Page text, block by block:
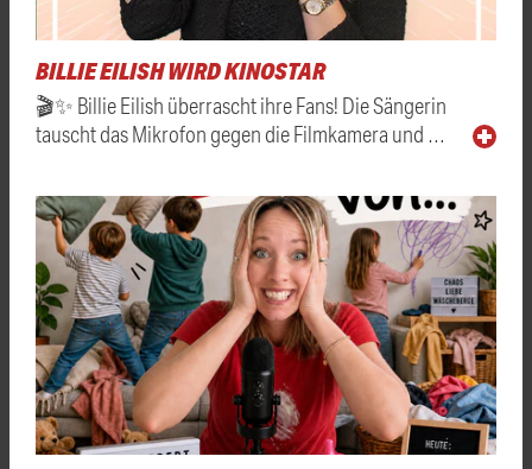
BILLIE EILISH WIRD KINOSTAR
🎬✨ Billie Eilish überrascht ihre Fans! Die Sängerin
tauscht das Mikrofon gegen die Filmkamera und …